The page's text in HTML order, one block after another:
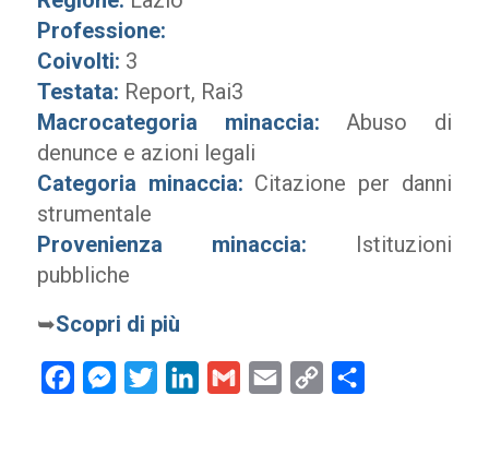
Professione:
Coivolti: 3
Testata: Report, Rai3
Macrocategoria minaccia: Abuso di
denunce e azioni legali
Categoria minaccia: Citazione per danni
strumentale
Provenienza minaccia: Istituzioni
pubbliche
➥Scopri di più
FacebookMessenger
Twitter LinkedInGmail Email
Copy